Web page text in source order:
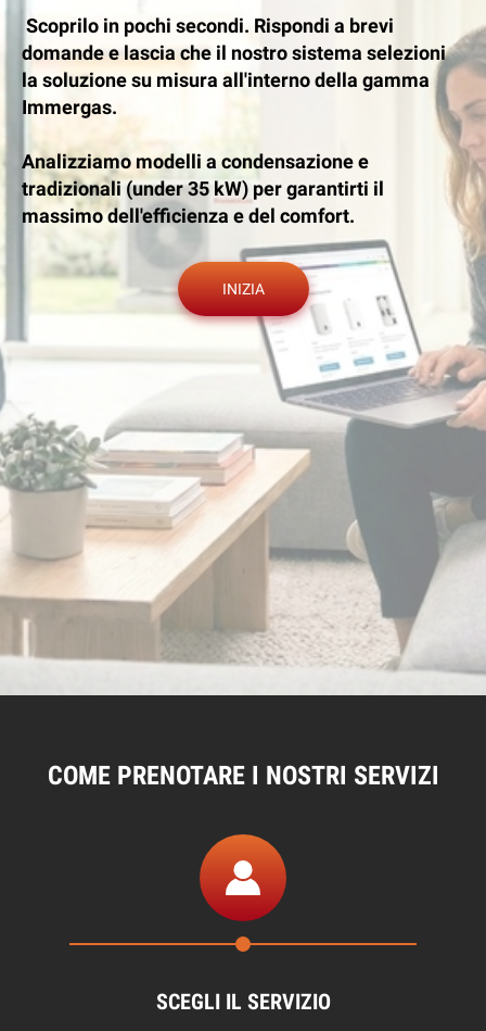
Scoprilo in pochi secondi. Rispondi a brevi
domande e lascia che il nostro sistema selezioni
la soluzione su misura all'interno della gamma
Immergas.
Analizziamo modelli a condensazione e
tradizionali (under 35 kW) per garantirti il
massimo dell'efficienza e del comfort.
INIZIA
COME PRENOTARE I NOSTRI SERVIZI
SCEGLI IL SERVIZIO